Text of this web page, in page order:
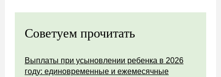
Советуем прочитать
Выплаты при усыновлении ребенка в 2026
году: единовременные и ежемесячные